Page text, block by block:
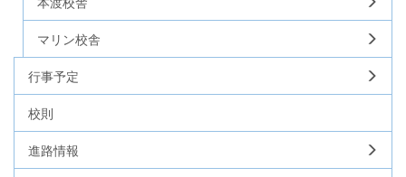
マリン校舎
行事予定
校則
進路情報